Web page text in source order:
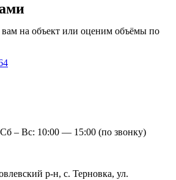
на объект или оценим объёмы по
– Вс: 10:00 — 15:00 (по звонку)
р-н, с. Терновка, ул.